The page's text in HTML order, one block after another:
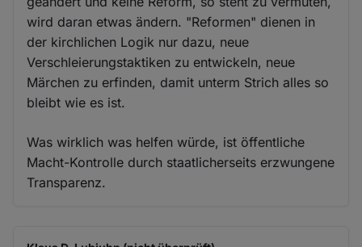
wird daran etwas ändern. "Reformen" dienen in
der kirchlichen Logik nur dazu, neue
Verschleierungstaktiken zu entwickeln, neue
Märchen zu erfinden, damit unterm Strich alles so
bleibt wie es ist.
Was wirklich was helfen würde, ist öffentliche
Macht-Kontrolle durch staatlicherseits erzwungene
Transparenz.